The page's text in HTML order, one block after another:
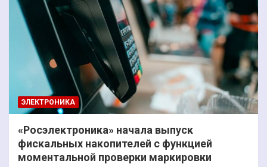
ЭЛЕКТРОНИКА
«Росэлектроника» начала выпуск
фискальных накопителей с функцией
моментальной проверки маркировки